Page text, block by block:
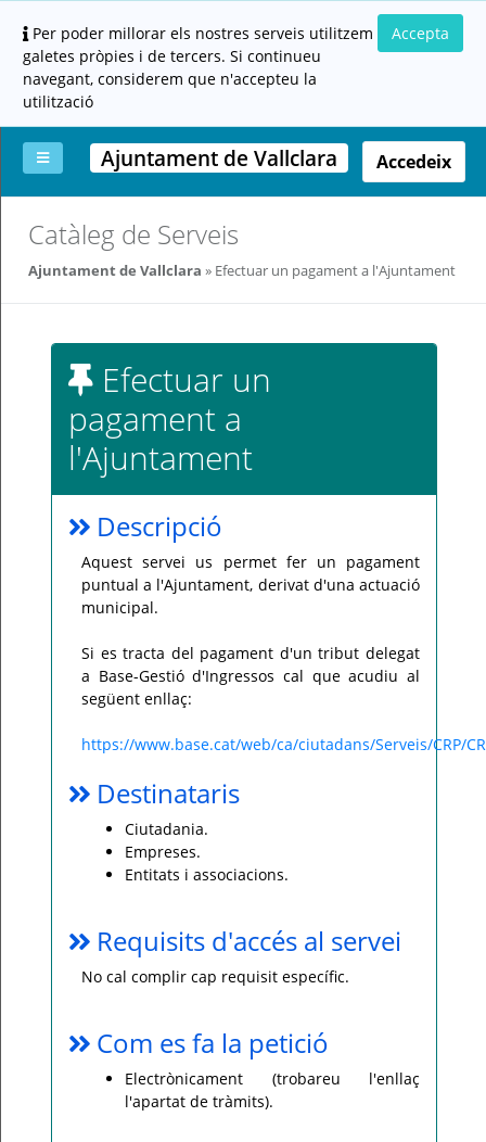
Per poder millorar els nostres serveis utilitzem
galetes pròpies i de tercers. Si continueu
navegant, considerem que n'accepteu la
utilització
Accepta
meva
documentació
ciutadana
administracions)
Ajuntament de Vallclara Accedeix
Catàleg de Serveis
Ajuntament de Vallclara Efectuar un pagament a l'Ajuntament
Efectuar un
pagament a
l'Ajuntament
Descripció
Aquest servei us permet fer un pagament
puntual a l'Ajuntament, derivat d'una actuació
municipal.
Si es tracta del pagament d'un tribut delegat
a Base-Gestió d'Ingressos cal que acudiu al
següent enllaç:
https://www.base.cat/web/ca/ciutadans/Serveis/CRP/
Destinataris
Ciutadania.
Empreses.
Entitats i associacions.
Requisits d'accés al servei
No cal complir cap requisit específic.
Com es fa la petició
Electrònicament (trobareu l'enllaç
l'apartat de tràmits).